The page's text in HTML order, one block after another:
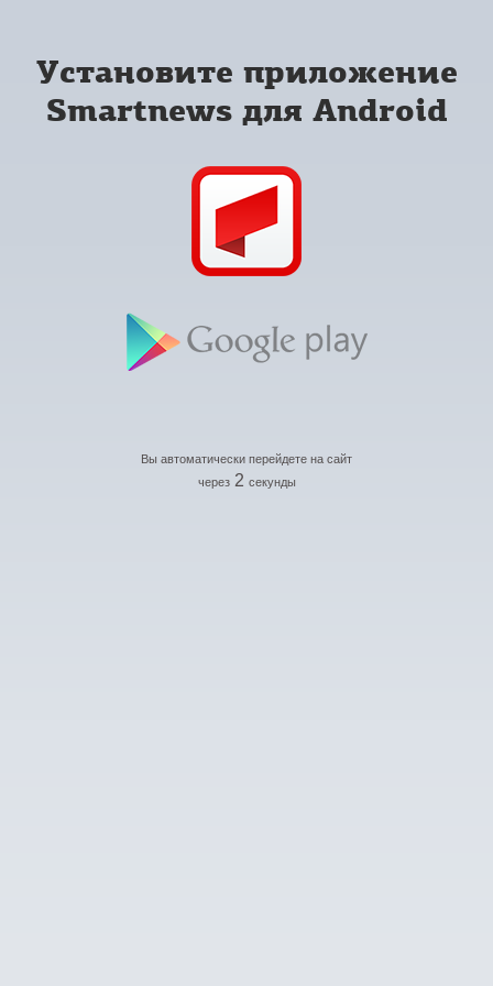
Установите приложение
Smartnews для Android
Вы автоматически перейдете на сайт
через 2 секунды